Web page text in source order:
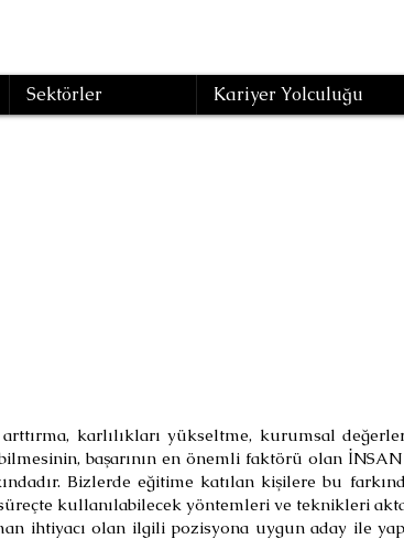
Sektörler Kariyer Yolculuğu
karlılıkları yükseltme, kurumsal
başarının en önemli faktörü olan
Bizlerde eğitime katılan kişilere bu
kullanılabilecek yöntemleri ve teknikleri
ihtiyacı olan ilgili pozisyona uygun aday ile